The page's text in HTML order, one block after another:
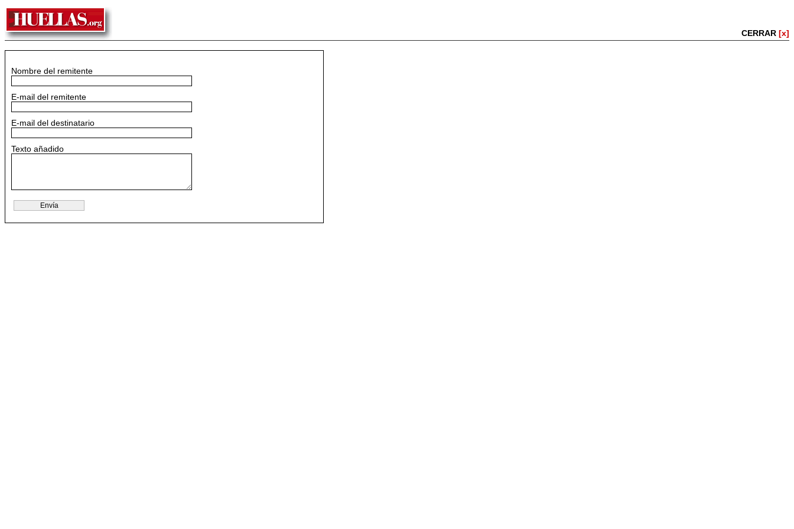
CERRAR [x]
Nombre del remitente
E-mail del remitente
E-mail del destinatario
Texto añadido